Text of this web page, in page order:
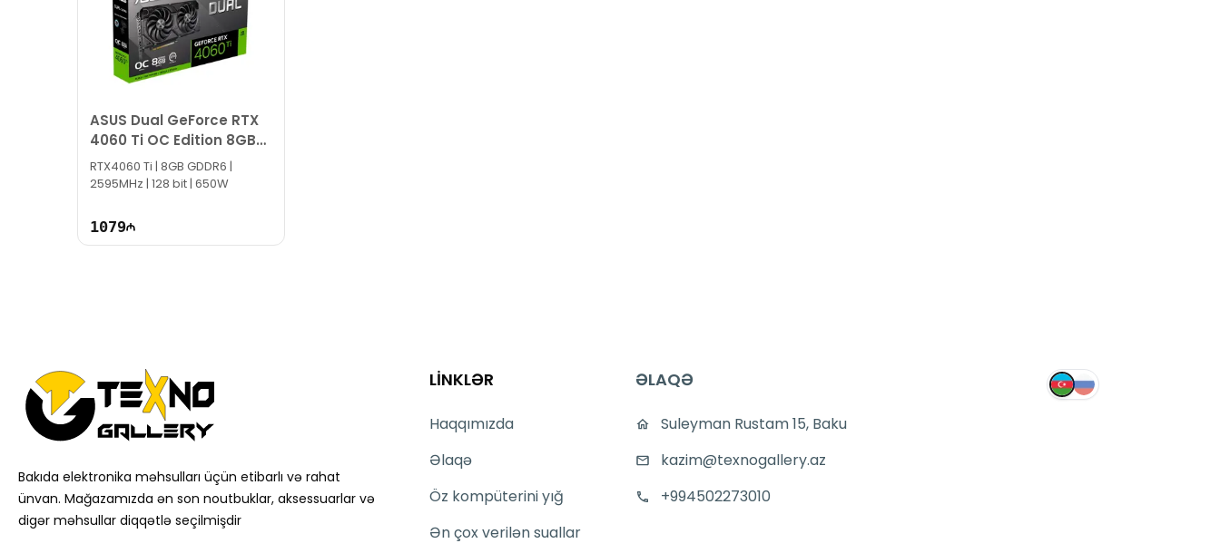
ASUS Dual GeForce RTX
4060 Ti OC Edition 8GB
GDDR6
RTX4060 Ti | 8GB GDDR6 |
2595MHz | 128 bit | 650W
1079
Bakıda elektronika məhsulları üçün etibarlı və rahat
ünvan. Mağazamızda ən son noutbuklar, aksessuarlar və
digər məhsullar diqqətlə seçilmişdir
LİNKLƏR
Haqqımızda
Əlaqə
Öz kompüterini yığ
Ən çox verilən suallar
ƏLAQƏ
Suleyman Rustam 15, Baku
kazim@texnogallery.az
+994502273010